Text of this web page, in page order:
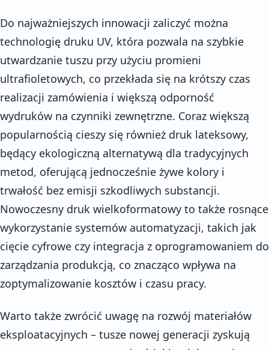
Do najważniejszych innowacji zaliczyć można
technologię druku UV, która pozwala na szybkie
utwardzanie tuszu przy użyciu promieni
ultrafioletowych, co przekłada się na krótszy czas
realizacji zamówienia i większą odporność
wydruków na czynniki zewnętrzne. Coraz większą
popularnością cieszy się również druk lateksowy,
będący ekologiczną alternatywą dla tradycyjnych
metod, oferującą jednocześnie żywe kolory i
trwałość bez emisji szkodliwych substancji.
Nowoczesny druk wielkoformatowy to także rosnące
wykorzystanie systemów automatyzacji, takich jak
cięcie cyfrowe czy integracja z oprogramowaniem do
zarządzania produkcją, co znacząco wpływa na
zoptymalizowanie kosztów i czasu pracy.
Warto także zwrócić uwagę na rozwój materiałów
eksploatacyjnych – tusze nowej generacji zyskują